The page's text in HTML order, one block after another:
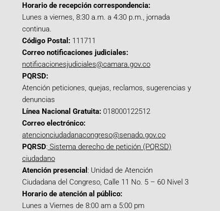
Horario de recepción correspondencia:
Lunes a viernes, 8:30 a.m. a 4:30 p.m., jornada
continua.
Código Postal: 111711
Correo notificaciones judiciales:
notificacionesjudiciales@camara.gov.co
PQRSD:
Atención peticiones, quejas, reclamos, sugerencias y
denuncias
Línea Nacional Gratuita: 018000122512
Correo electrónico:
atencionciudadanacongreso@senado.gov.co
PQRSD: Sistema derecho de petición (PQRSD)
ciudadano
Atención presencial : Unidad de Atención
Ciudadana del Congreso, Calle 11 No. 5 – 60 Nivel 3
Horario de atención al público:
Lunes a Viernes de 8:00 am a 5:00 pm